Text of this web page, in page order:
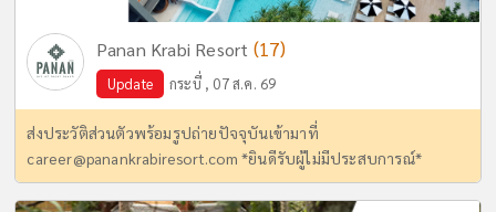
Panan Krabi Resort (17)
Update กระบี่ , 07 ส.ค. 69
ส่งประวัติส่วนตัวพร้อมรูปถ่ายปัจจุบันเข้ามาที่
career@panankrabiresort.com *ยินดีรับผู้ไม่มีประสบการณ์*